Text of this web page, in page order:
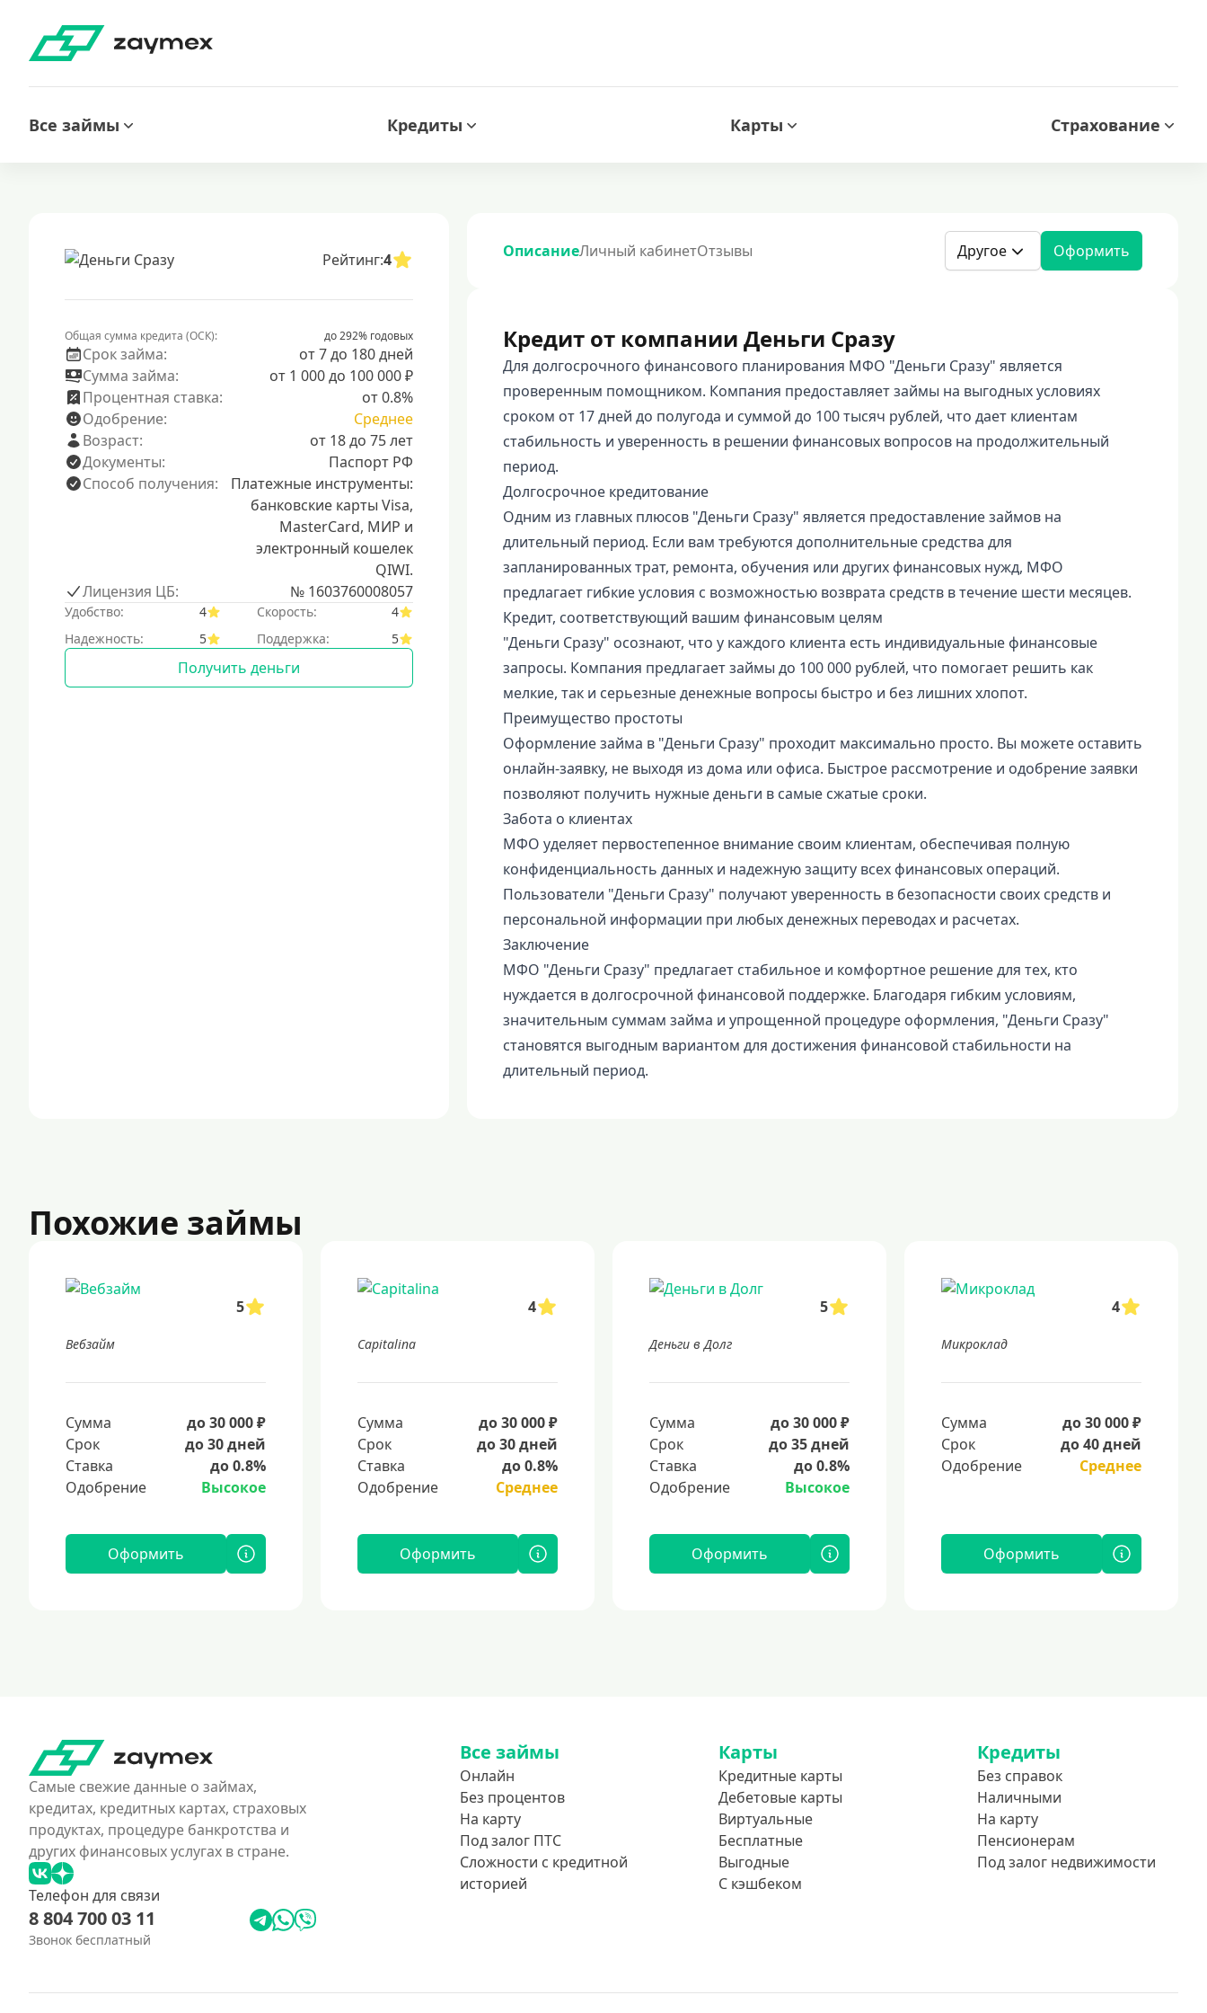
Все займы Кредиты Карты Страхование
Рейтинг:4
Общая сумма кредита (ОСК): до 292% годовых
Срок займа:
от 7 до 180 дней
Сумма займа:
от 1 000 до 100 000 ₽
Процентная ставка:
от 0.8%
Одобрение:
Среднее
Возраст:
от 18 до 75 лет
Документы:
Паспорт РФ
Способ получения:
Платежные инструменты:
банковские карты Visa,
MasterCard, МИР и
электронный кошелек
QIWI.
Лицензия ЦБ:
№ 1603760008057
Удобство: 4 Скорость:
4
Надежность:
5 Поддержка: 5
Получить деньги
ОписаниеЛичный кабинетОтзывы Другое Оформить
Кредит от компании Деньги Сразу
Для долгосрочного финансового планирования МФО "Деньги Сразу" является
проверенным помощником. Компания предоставляет займы на выгодных условиях
сроком от 17 дней до полугода и суммой до 100 тысяч рублей, что дает клиентам
стабильность и уверенность в решении финансовых вопросов на продолжительный
период.
Долгосрочное кредитование
Одним из главных плюсов "Деньги Сразу" является предоставление займов на
длительный период. Если вам требуются дополнительные средства для
запланированных трат, ремонта, обучения или других финансовых нужд, МФО
предлагает гибкие условия с возможностью возврата средств в течение шести месяцев.
Кредит, соответствующий вашим финансовым целям
"Деньги Сразу" осознают, что у каждого клиента есть индивидуальные финансовые
запросы. Компания предлагает займы до 100 000 рублей, что помогает решить как
мелкие, так и серьезные денежные вопросы быстро и без лишних хлопот.
Преимущество простоты
Оформление займа в "Деньги Сразу" проходит максимально просто. Вы можете оставить
онлайн-заявку, не выходя из дома или офиса. Быстрое рассмотрение и одобрение заявки
позволяют получить нужные деньги в самые сжатые сроки.
Забота о клиентах
МФО уделяет первостепенное внимание своим клиентам, обеспечивая полную
конфиденциальность данных и надежную защиту всех финансовых операций.
Пользователи "Деньги Сразу" получают уверенность в безопасности своих средств и
персональной информации при любых денежных переводах и расчетах.
Заключение
МФО "Деньги Сразу" предлагает стабильное и комфортное решение для тех, кто
нуждается в долгосрочной финансовой поддержке. Благодаря гибким условиям,
значительным суммам займа и упрощенной процедуре оформления, "Деньги Сразу"
становятся выгодным вариантом для достижения финансовой стабильности на
длительный период.
Похожие займы
5
Вебзайм
Сумма
до 30 000 ₽
Срок
до 30 дней
Ставка
до 0.8%
Одобрение
Высокое
Оформить
4
Capitalina
Сумма
до 30 000 ₽
Срок
до 30 дней
Ставка
до 0.8%
Одобрение
Среднее
Оформить
5
Деньги в Долг
Сумма
до 30 000 ₽
Срок
до 35 дней
Ставка
до 0.8%
Одобрение
Высокое
Оформить
4
Микроклад
Сумма
до 30 000 ₽
Срок
до 40 дней
Одобрение
Среднее
Оформить
Самые свежие данные о займах,
кредитах, кредитных картах, страховых
продуктах, процедуре банкротства и
других финансовых услугах в стране.
Телефон для связи
8 804 700 03 11
Звонок бесплатный
Все займы
Онлайн
Без процентов
На карту
Под залог ПТС
Сложности с кредитной
историей
Карты
Кредитные карты
Дебетовые карты
Виртуальные
Бесплатные
Выгодные
С кэшбеком
Кредиты
Без справок
Наличными
На карту
Пенсионерам
Под залог недвижимости